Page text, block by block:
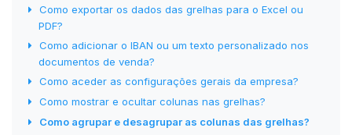
Como exportar os dados das grelhas para o Excel ou
PDF?
Como adicionar o IBAN ou um texto personalizado nos
documentos de venda?
Como aceder as configurações gerais da empresa?
Como mostrar e ocultar colunas nas grelhas?
Como agrupar e desagrupar as colunas das grelhas?